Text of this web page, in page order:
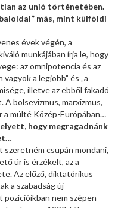
az unió történetében.
más, mint külföldi
évek végén, a
munkájában írja le, hogy
az omnipotencia és az
a legjobb” és „a
illetve az ebből fakadó
bolsevizmus, marxizmus,
a múlté Közép-Európában…
hogy megragadnánk
szeretném csupán mondani,
úr is érzékelt, az a
Az előző, diktatórikus
a szabadság új
pozícióikban nem szépen